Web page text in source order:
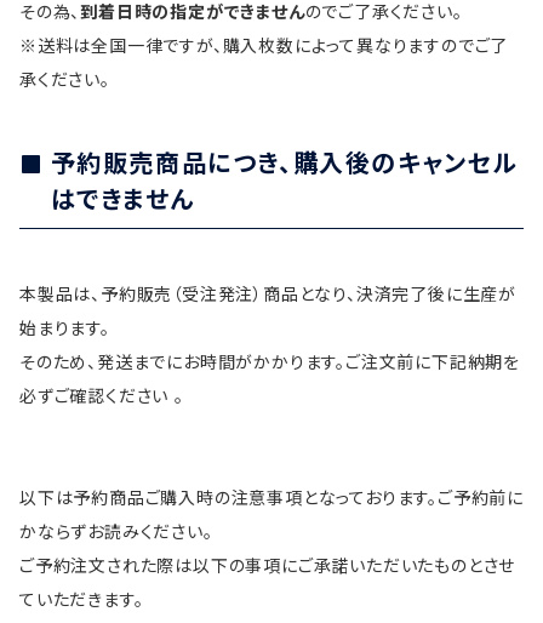
その為、到着日時の指定ができませんのでご了承ください。
※送料は全国一律ですが、購入枚数によって異なりますのでご了
承ください。
予約販売商品につき、購入後のキャンセル
はできません
本製品は、予約販売（受注発注）商品となり、決済完了後に生産が
始まります。
そのため、発送までにお時間がかかります。ご注文前に下記納期を
必ずご確認ください 。
以下は予約商品ご購入時の注意事項となっております。ご予約前に
かならずお読みください。
ご予約注文された際は以下の事項にご承諾いただいたものとさせ
ていただきます。